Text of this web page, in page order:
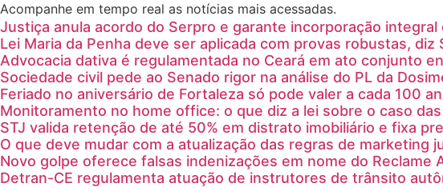
Acompanhe em tempo real as notícias mais acessadas.
Justiça anula acordo do Serpro e garante incorporação
Lei Maria da Penha deve ser aplicada com provas robustas, diz
Advocacia dativa é regulamentada no Ceará em ato conjunto
Sociedade civil pede ao Senado rigor na análise do PL da
Feriado no aniversário de Fortaleza só pode valer a cada 100
Monitoramento no home office: o que diz a lei sobre o caso
STJ valida retenção de até 50% em distrato imobiliário e fixa
O que deve mudar com a atualização das regras de marketing
Novo golpe oferece falsas indenizações em nome do Reclame
Detran-CE regulamenta atuação de instrutores de trânsito